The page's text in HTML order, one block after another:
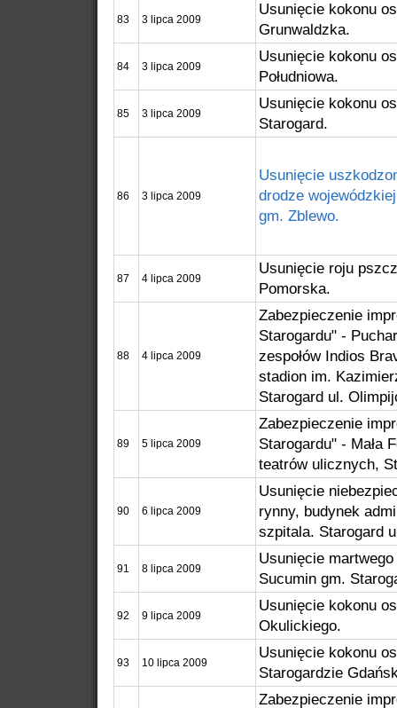
83 3 lipca 2009
Usunięcie kokonu
Grunwaldzka.
84 3 lipca 2009
Usunięcie kokonu
Południowa.
85 3 lipca 2009
Usunięcie kokonu
Starogard.
86 3 lipca 2009
Usunięcie
drodze
gm. Zblewo.
87 4 lipca 2009
Usunięcie roju
Pomorska.
88 4 lipca 2009
Zabezpieczenie
Starogardu" -
zespołów Indios
stadion im.
Starogard ul.
89 5 lipca 2009
Zabezpieczenie
Starogardu" - Mała
teatrów ulicznych,
90 6 lipca 2009
Usunięcie
rynny, budynek
szpitala. Starogard
91 8 lipca 2009
Usunięcie
Sucumin gm.
92 9 lipca 2009
Usunięcie kokonu
Okulickiego.
93 10 lipca 2009
Usunięcie kokonu
Starogardzie
Zabezpieczenie